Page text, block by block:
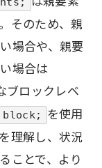
そのため、親
場合や、親要
場合は
ブロックレベ
を使用
理解し、状況
ことで、より